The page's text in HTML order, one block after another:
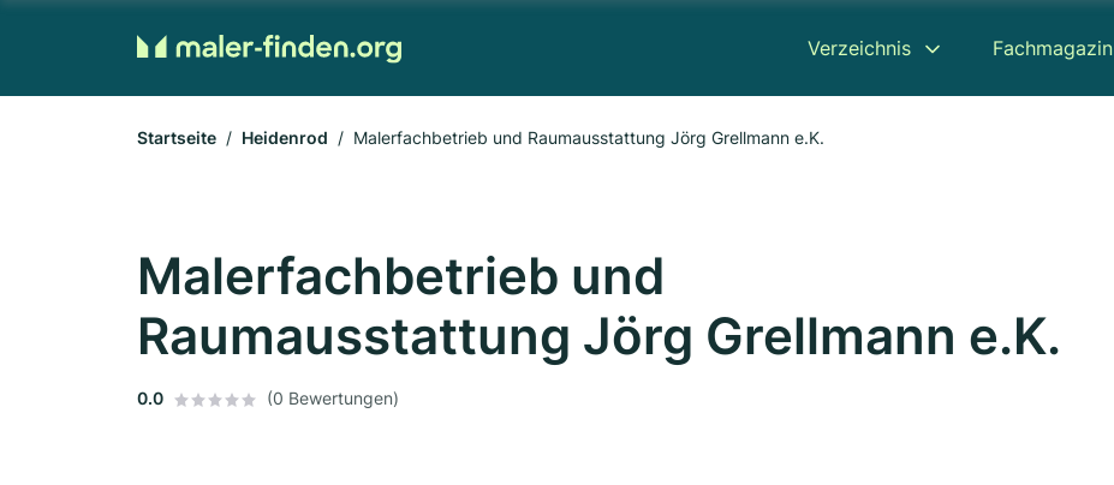
Verzeichnis Fachmagazin
Startseite Heidenrod Malerfachbetrieb und Raumausstattung Jörg Grellmann e.K.
Malerfachbetrieb und
Raumausstattung Jörg Grellmann e.K.
0.0 (0 Bewertungen)